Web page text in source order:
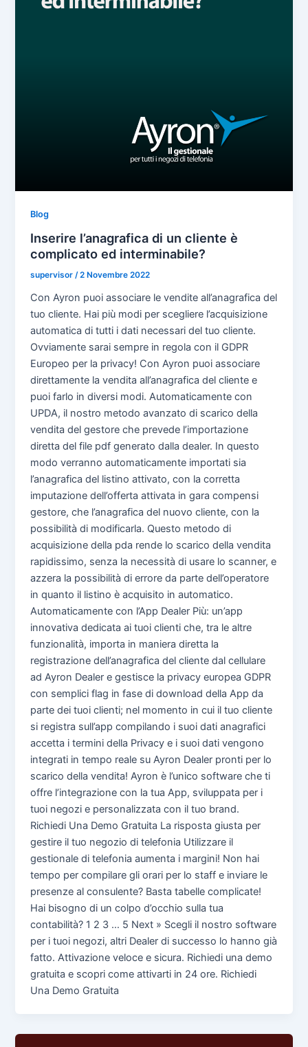
Blog
Inserire l’anagrafica di un cliente è
complicato ed interminabile?
supervisor/2 Novembre 2022
Con Ayron puoi associare le vendite all’anagrafica del
tuo cliente. Hai più modi per scegliere l’acquisizione
automatica di tutti i dati necessari del tuo cliente.
Ovviamente sarai sempre in regola con il GDPR
Europeo per la privacy! Con Ayron puoi associare
direttamente la vendita all’anagrafica del cliente e
puoi farlo in diversi modi. Automaticamente con
UPDA, il nostro metodo avanzato di scarico della
vendita del gestore che prevede l’importazione
diretta del file pdf generato dalla dealer. In questo
modo verranno automaticamente importati sia
l’anagrafica del listino attivato, con la corretta
imputazione dell’offerta attivata in gara compensi
gestore, che l’anagrafica del nuovo cliente, con la
possibilità di modificarla. Questo metodo di
acquisizione della pda rende lo scarico della vendita
rapidissimo, senza la necessità di usare lo scanner, e
azzera la possibilità di errore da parte dell’operatore
in quanto il listino è acquisito in automatico.
Automaticamente con l’App Dealer Più: un’app
innovativa dedicata ai tuoi clienti che, tra le altre
funzionalità, importa in maniera diretta la
registrazione dell’anagrafica del cliente dal cellulare
ad Ayron Dealer e gestisce la privacy europea GDPR
con semplici flag in fase di download della App da
parte dei tuoi clienti; nel momento in cui il tuo cliente
si registra sull’app compilando i suoi dati anagrafici
accetta i termini della Privacy e i suoi dati vengono
integrati in tempo reale su Ayron Dealer pronti per lo
scarico della vendita! Ayron è l’unico software che ti
offre l’integrazione con la tua App, sviluppata per i
tuoi negozi e personalizzata con il tuo brand.
Richiedi Una Demo Gratuita La risposta giusta per
gestire il tuo negozio di telefonia Utilizzare il
gestionale di telefonia aumenta i margini! Non hai
tempo per compilare gli orari per lo staff e inviare le
presenze al consulente? Basta tabelle complicate!
Hai bisogno di un colpo d’occhio sulla tua
contabilità? 1 2 3 … 5 Next » Scegli il nostro software
per i tuoi negozi, altri Dealer di successo lo hanno già
fatto. Attivazione veloce e sicura. Richiedi una demo
gratuita e scopri come attivarti in 24 ore. Richiedi
Una Demo Gratuita